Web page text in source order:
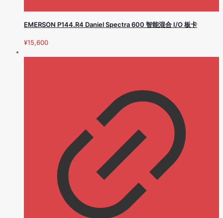
EMERSON P144.R4 Daniel Spectra 600 智能混合 I/O 板卡
¥15,600